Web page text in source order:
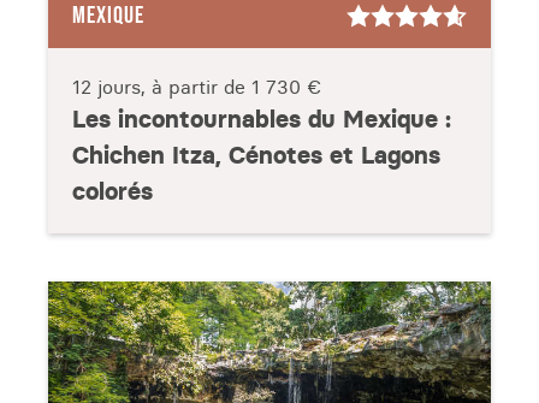
MEXIQUE
12 jours, à partir de 1 730 €
Les incontournables du Mexique :
Chichen Itza, Cénotes et Lagons
colorés